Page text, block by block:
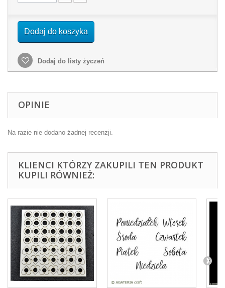
Dodaj do koszyka
Dodaj do listy życzeń
OPINIE
Na razie nie dodano żadnej recenzji.
KLIENCI KTÓRZY ZAKUPILI TEN PRODUKT
KUPILI RÓWNIEŻ: